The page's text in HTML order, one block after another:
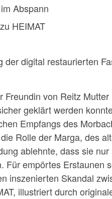
Abspann
HEIMAT
digital restaurierten
von Reitz
geklärt werden
Empfangs des
Rolle der Marga, des
ablehnte, dass sie
empörtes Erstaunen
inszenierten Skandal
illustriert durch